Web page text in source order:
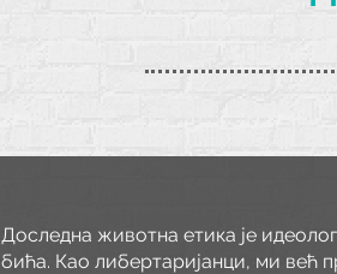
Доследна животна етика је
бића. Као либертаријанци, ми већ